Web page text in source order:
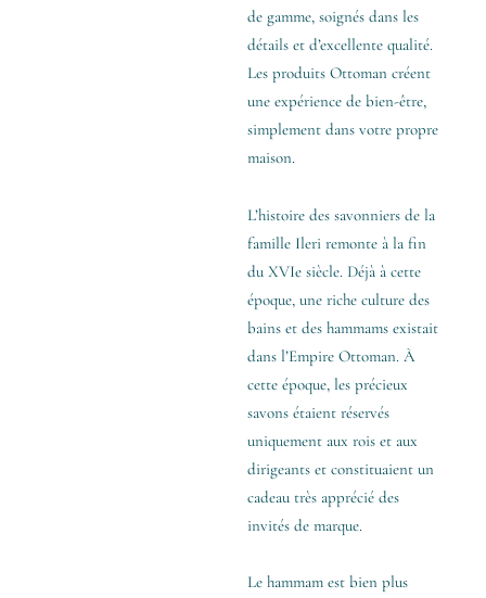
de gamme, soignés dans les
détails et d’excellente qualité.
Les produits Ottoman créent
une expérience de bien-être,
simplement dans votre propre
maison.
L’histoire des savonniers de la
famille Ileri remonte à la fin
du XVIe siècle. Déjà à cette
époque, une riche culture des
bains et des hammams existait
dans l’Empire Ottoman. À
cette époque, les précieux
savons étaient réservés
uniquement aux rois et aux
dirigeants et constituaient un
cadeau très apprécié des
invités de marque.
Le hammam est bien plus